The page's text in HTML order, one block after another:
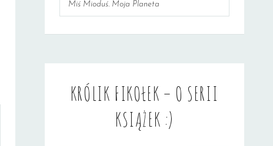
Miś Mioduś. Moja Planeta
KRÓLIK FIKOŁEK – O SERII
KSIĄŻEK :)